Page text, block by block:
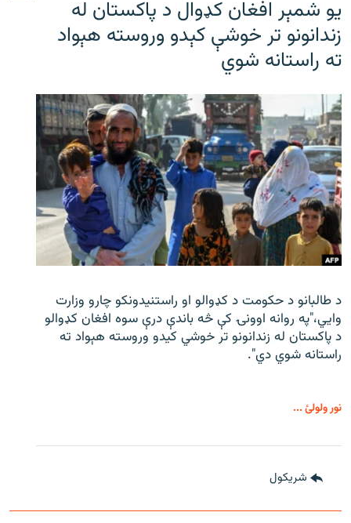
یو شمېر افغان کډوال د پاکستان له
زندانونو تر خوشې کېدو وروسته هېواد
ته راستانه شوي
د طالبانو د حکومت د کډوالو او راستنیدونکو چارو وزارت
وايي،"په روانه اوونۍ کې څه باندې درې سوه افغان کډوالو
د پاکستان له زندانونو تر خوشي کیدو وروسته هېواد ته
راستانه شوي دي".
نور ولولئ ...
شريکول